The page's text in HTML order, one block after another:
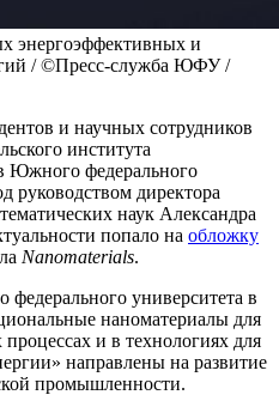
энергоэффективных и
/ ©Пресс-служба ЮФУ /
и научных сотрудников
института
Южного федерального
руководством директора
наук Александра
попало на обложку
Nanomaterials.
университета в
наноматериалы для
и в технологиях для
направлены на развитие
промышленности.